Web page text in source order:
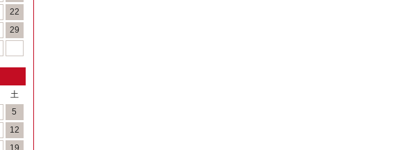
22
29
土
5
12
19